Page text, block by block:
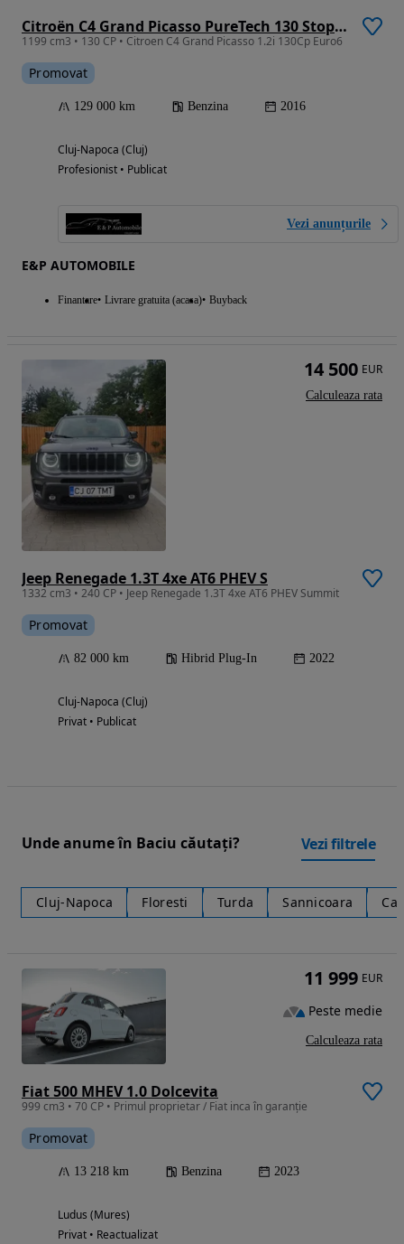
Citroën C4 Grand Picasso PureTech 130 Stop&Start SHINE
1199 cm3 • 130 CP • Citroen C4 Grand Picasso 1.2i 130Cp Euro6
Promovat
129 000 km Benzina 2016
Cluj-Napoca (Cluj)
Profesionist • Publicat
Vezi anunțurile
E&P AUTOMOBILE
Finantare Livrare gratuita (acasa) Buyback
Jeep Renegade 1.3T 4xe AT6 PHEV S
1332 cm3 • 240 CP • Jeep Renegade 1.3T 4xe AT6 PHEV Summit
Promovat
82 000 km Hibrid Plug-In 2022
Cluj-Napoca (Cluj)
Privat • Publicat
14 500 EUR
Calculeaza rata
Unde anume în Baciu căutați? Vezi filtrele
Cluj-Napoca Floresti Turda Sannicoara
Fiat 500 MHEV 1.0 Dolcevita
999 cm3 • 70 CP • Primul proprietar / Fiat inca în garanție
Promovat
13 218 km Benzina 2023
Ludus (Mures)
Privat • Reactualizat
11 999 EUR
Peste medie
Calculeaza rata